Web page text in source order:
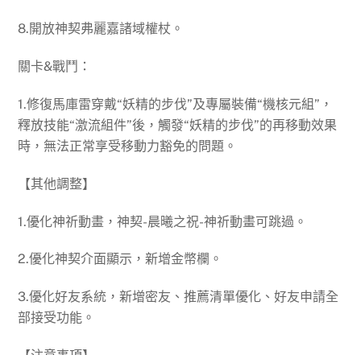
8.開放神契弗麗嘉諸域權杖。
關卡&戰鬥：
1.修復馬庫雷穿戴“妖精的步伐”及專屬裝備“機核元組”，
釋放技能“激流組件”後，觸發“妖精的步伐”的再移動效果
時，無法正常享受移動力豁免的問題。
【其他調整】
1.優化神祈動畫，神契-晨曦之祝-神祈動畫可跳過。
2.優化神契介面顯示，新增金幣欄。
3.優化好友系統，新增密友、推薦清單優化、好友申請全
部接受功能。